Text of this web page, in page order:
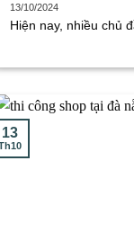
13/10/2024
Hiện nay, nhiều chủ
13